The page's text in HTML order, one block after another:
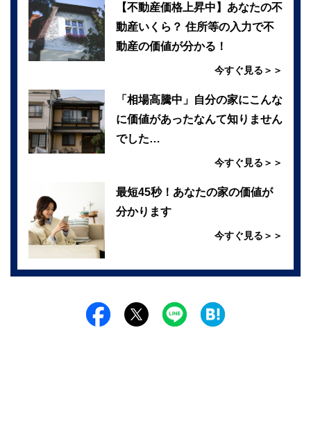
【不動産価格上昇中】あなたの不
動産いくら？ 住所等の入力で不
動産の価値が分かる！
今すぐ見る＞＞
「相場高騰中」自分の家にこんな
に価値があったなんて知りません
でした…
今すぐ見る＞＞
最短45秒！あなたの家の価値が
分かります
今すぐ見る＞＞